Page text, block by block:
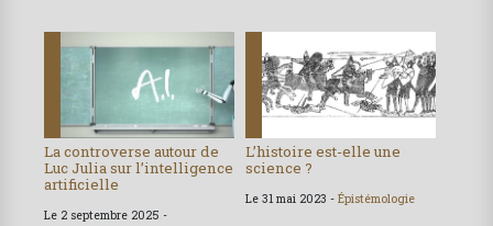
La controverse autour de
Luc Julia sur l’intelligence
artificielle
Le 2 septembre 2025 -
L’histoire est-elle une
science ?
Le 31 mai 2023 - Épistémologie